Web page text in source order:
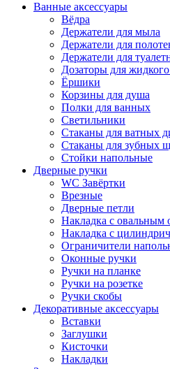
Ванные аксессуары
Вёдра
Держатели для мыла
Держатели для
Держатели для
Дозаторы для
Ёршики
Корзины для душа
Полки для ванных
Светильники
Стаканы для ватных
Стаканы для зубных
Стойки напольные
Дверные ручки
WC Завёртки
Врезные
Дверные петли
Накладка с овальным
Накладка с
Ограничители
Оконные ручки
Ручки на планке
Ручки на розетке
Ручки скобы
Декоративные аксессуары
Вставки
Заглушки
Кисточки
Накладки